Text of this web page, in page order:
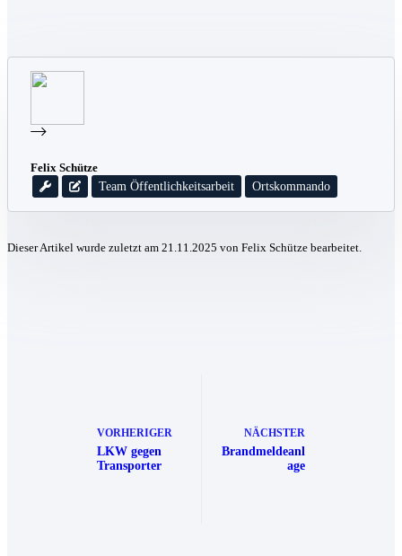
Felix Schütze
Team Öffentlichkeitsarbeit Ortskommando
Dieser Artikel wurde zuletzt am 21.11.2025 von Felix Schütze bearbeitet.
VORHERIGER
LKW gegen
Transporter
NÄCHSTER
Brandmeldeanl
age